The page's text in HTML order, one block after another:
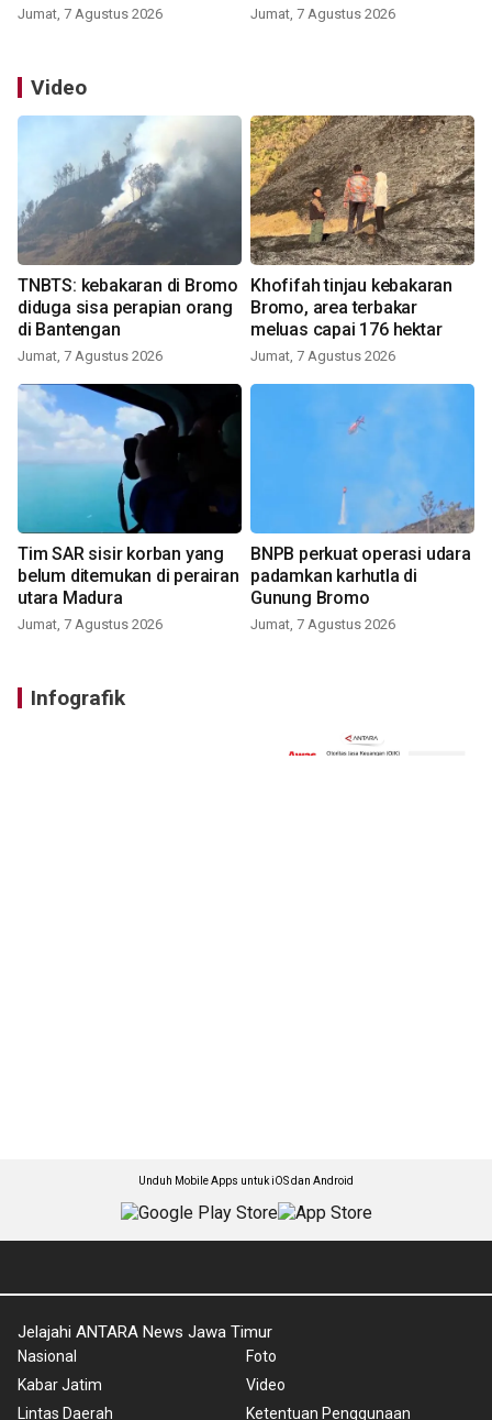
Jumat, 7 Agustus 2026 Jumat, 7 Agustus 2026
Video
TNBTS: kebakaran di Bromo
diduga sisa perapian orang
di Bantengan
Jumat, 7 Agustus 2026
Khofifah tinjau kebakaran
Bromo, area terbakar
meluas capai 176 hektar
Jumat, 7 Agustus 2026
Tim SAR sisir korban yang
belum ditemukan di perairan
utara Madura
Jumat, 7 Agustus 2026
BNPB perkuat operasi udara
padamkan karhutla di
Gunung Bromo
Jumat, 7 Agustus 2026
Infografik
Unduh Mobile Apps untuk iOS dan Android
Jelajahi ANTARA News Jawa Timur
Nasional
Kabar Jatim
Lintas Daerah
Foto
Video
Ketentuan Penggunaan